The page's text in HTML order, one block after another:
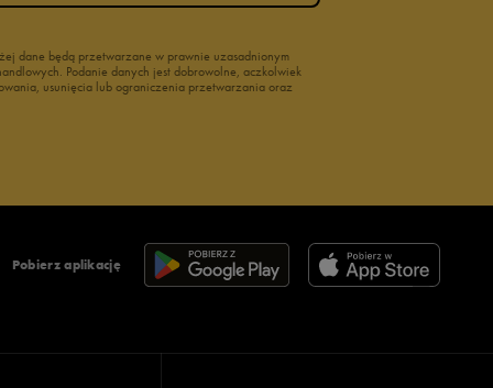
dane będą przetwarzane w prawnie uzasadnionym
Podanie danych jest dobrowolne, aczkolwiek
usunięcia lub ograniczenia przetwarzania oraz
Pobierz aplikację